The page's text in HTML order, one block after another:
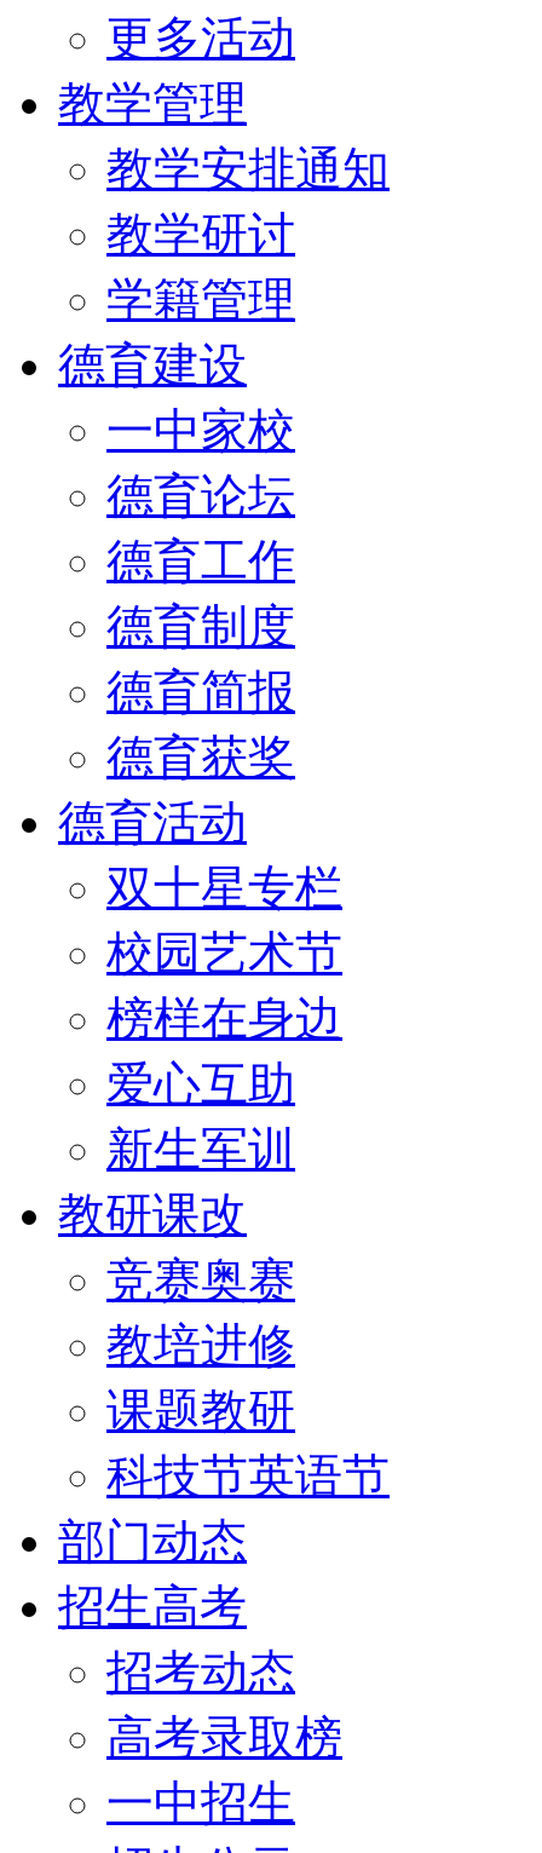
更多活动
教学管理
教学安排通知
教学研讨
学籍管理
德育建设
一中家校
德育论坛
德育工作
德育制度
德育简报
德育获奖
德育活动
双十星专栏
校园艺术节
榜样在身边
爱心互助
新生军训
教研课改
竞赛奥赛
教培进修
课题教研
科技节英语节
部门动态
招生高考
招考动态
高考录取榜
一中招生